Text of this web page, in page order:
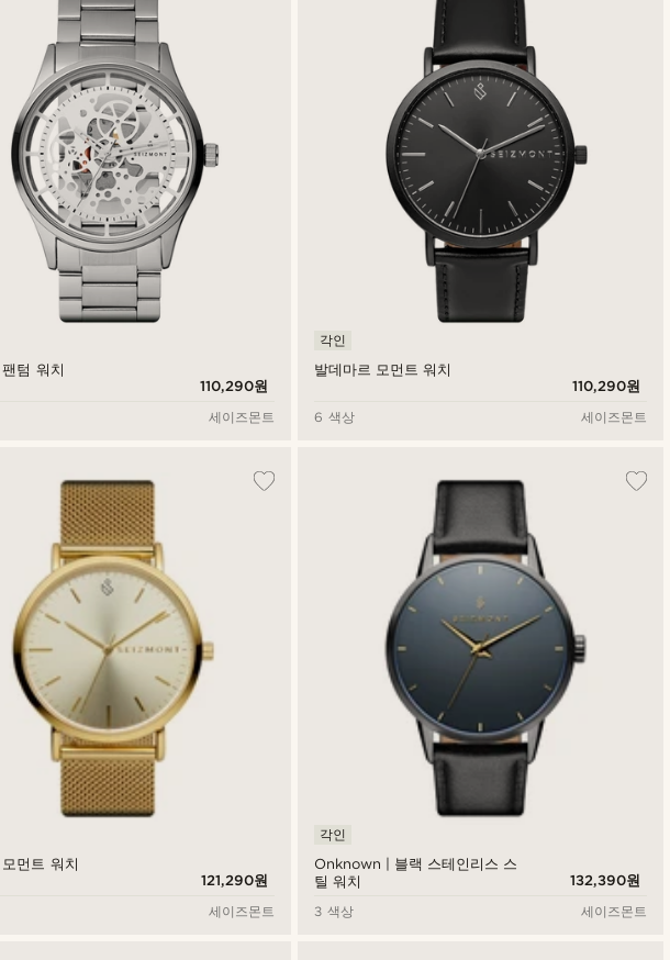
텀 워치
110,290원
세이즈몬트
발데마르 모먼트 워치
각인
110,290원
6 색상
세이즈몬트
먼트 워치
121,290원
세이즈몬트
Onknown | 블랙 스테인리스 스
틸 워치
각인
132,390원
3 색상
세이즈몬트